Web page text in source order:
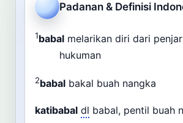
Dashboard Pencarian
Padanan & Definisi
1babal melarikan diri dari
hukuman
2babal bakal buah nangka
katibabal dl babal, pentil buah